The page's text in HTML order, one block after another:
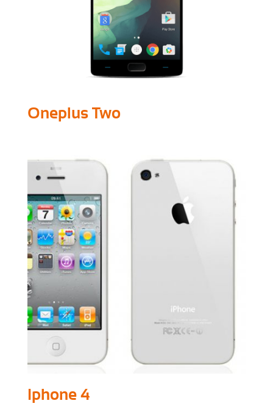
Oneplus Two
Iphone 4